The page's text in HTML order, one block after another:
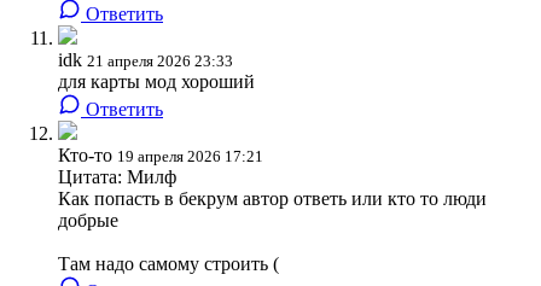
Ответить
idk 21 апреля 2026 23:33
для карты мод хороший
Ответить
Кто-то 19 апреля 2026 17:21
Цитата: Милф
Как попасть в бекрум автор ответь или кто то люди
добрые
Там надо самому строить (